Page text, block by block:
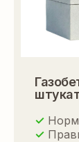
✓
✓
ДОМ